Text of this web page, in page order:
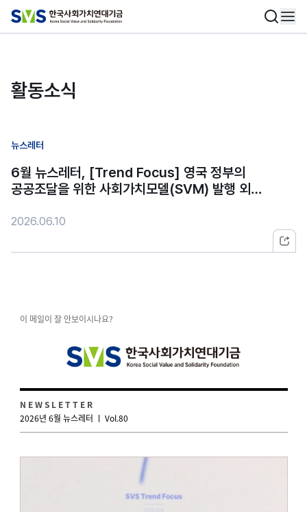
활동소식
뉴스레터
6월 뉴스레터, [Trend Focus] 영국 정부의
공공조달을 위한 사회가치모델(SVM) 발행 외…
2026.06.10
이 메일이 잘 안보이시나요?
N E W S L E T T E R
2026년 6월 뉴스레터 ㅣ Vol.80